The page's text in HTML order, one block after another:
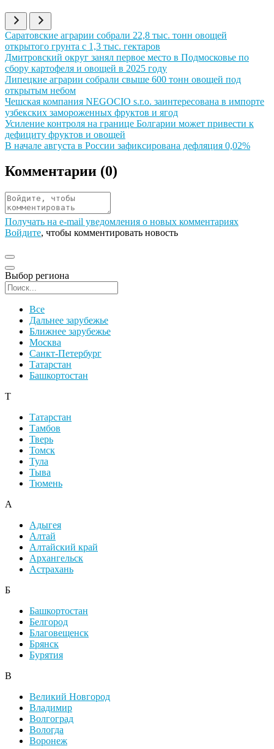
Иллюстрация новости
Саратовские аграрии собрали 22,8 тыс. тонн овощей
открытого грунта с 1,3 тыс. гектаров
Иллюстрация новости
Дмитровский округ занял первое место в Подмосковье по
сбору картофеля и овощей в 2025 году
Иллюстрация новости
Липецкие аграрии собрали свыше 600 тонн овощей под
открытым небом
Иллюстрация новости
Чешская компания NEGOCIO s.r.o. заинтересована в импорте
узбекских замороженных фруктов и ягод
Иллюстрация новости
Усиление контроля на границе Болгарии может привести к
дефициту фруктов и овощей
Иллюстрация новости
В начале августа в России зафиксирована дефляция 0,02%
Комментарии (0)
Получать на e‑mail уведомления о новых комментариях
Войдите, чтобы комментировать новость
Выбор региона
Все
Дальнее зарубежье
Ближнее зарубежье
Москва
Санкт-Петербург
Татарстан
Башкортостан
Т
Татарстан
Тамбов
Тверь
Томск
Тула
Тыва
Тюмень
А
Адыгея
Алтай
Алтайский край
Архангельск
Астрахань
Б
Башкортостан
Белгород
Благовещенск
Брянск
Бурятия
В
Великий Новгород
Владимир
Волгоград
Вологда
Воронеж